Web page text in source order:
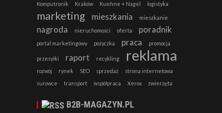
Komputronik Kraków Kuehne + Nagel logistyka
marketing mieszkania mieszkanie
nagroda nieruchomości oferta poradnik
portal marketingowy pożyczka praca promocja
przesyłki raport recykling reklama
rozwój rynek SEO sprzedaż
strona internetowa
surowce
transport współpraca Xerox zwierzęta
B2B-MAGAZYN.PL